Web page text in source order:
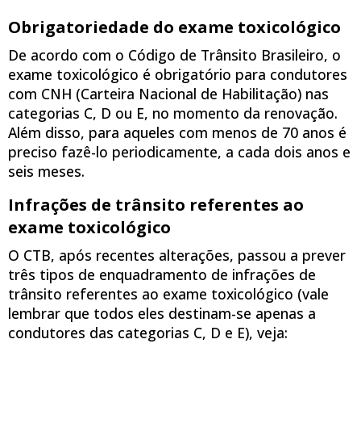
Obrigatoriedade do exame toxicológico
De acordo com o Código de Trânsito Brasileiro, o
exame toxicológico é obrigatório para condutores
com CNH (Carteira Nacional de Habilitação) nas
categorias C, D ou E, no momento da renovação.
Além disso, para aqueles com menos de 70 anos é
preciso fazê-lo periodicamente, a cada dois anos e
seis meses.
Infrações de trânsito referentes ao
exame toxicológico
O CTB, após recentes alterações, passou a prever
três tipos de enquadramento de infrações de
trânsito referentes ao exame toxicológico (vale
lembrar que todos eles destinam-se apenas a
condutores das categorias C, D e E), veja: